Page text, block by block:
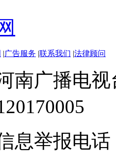
|广告服务 |联系我们 |法律顾问
南广播电
息举报电话